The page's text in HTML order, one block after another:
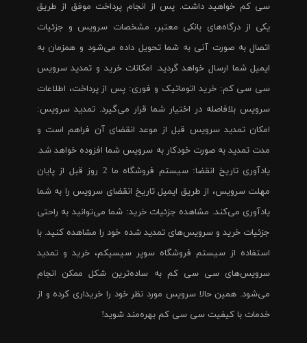
سی کم خواهید داشت. پس از انجام پرداخت موفق از طریق
یکی از درگاه‌های بانکی معتبر، مشخصات سرویس و جزئیات
اتصال به صورت آنی به شما تحویل داده می‌شود و همزمان به
ایمیل شما ارسال خواهد گردید. امکانات خرید و تمدید سرویس
سی سی کم: خرید اتوماتیک و فوری: پس از پرداخت، اطلاعات
سرویس بلافاصله در اختیار شما قرار می‌گیرد. تمدید سرویس:
امکان تمدید سرویس قبل از موعد انقضای آن فراهم است و
مدت تمدید به صورت خودکار به سرویس شما افزوده خواهد شد.
یادآوری تاریخ انقضا: سیستم فروشگاه ما 2 روز قبل از پایان
مهلت سرویس، از طریق ایمیل تاریخ انقضای سرویس را به شما
یادآوری می‌کند. مشاهده جزئیات خرید: شما می‌توانید به راحتی
جزئیات خرید و سرویس‌های تمدید شده خود را مشاهده کنید. با
استفاده از سیستم فروشگاه سوپر سیسیکم، خرید و تمدید
سرویس‌های سی سی کم به ساده‌ترین شکل ممکن انجام
می‌شود. همین حالا سرویس مورد نظر خود را خریداری کرده و از
خدمات با کیفیت سی سی کم بهره‌مند شوید!